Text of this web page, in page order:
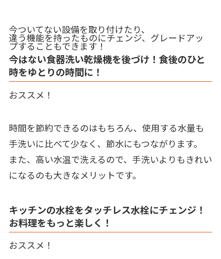
今ついてない設備を取り付けたり、
違う機能を持ったものにチェンジ、グレードアッ
プすることもできます！
今はない食器洗い乾燥機を後づけ！食後のひと
時をゆとりの時間に！
おススメ！
時間を節約できるのはもちろん、使用する水量も
手洗いに比べて少なく、節水にもつながります。
また、高い水温で洗えるので、手洗いよりもきれい
になるのも大きなメリットです。
キッチンの水栓をタッチレス水栓にチェンジ！
お料理をもっと楽しく！
おススメ！